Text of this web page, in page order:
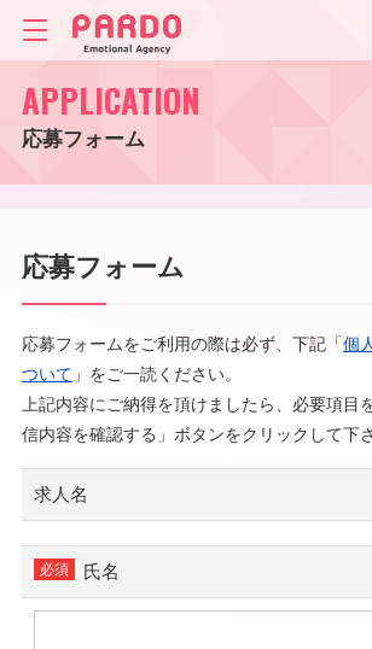
APPLICATION
応募フォーム
応募フォーム
応募フォームをご利用の際は必ず、下記「個
ついて 」をご一読ください。
上記内容にご納得を頂けましたら、必要項目
信内容を確認する」ボタンをクリックして下さ
求人名
氏名